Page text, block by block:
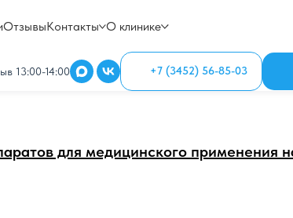
ОтзывыКонтакты О клинике
13:00-14:00 +7 (3452) 56-85-03
обеспечение
для медицинского применения